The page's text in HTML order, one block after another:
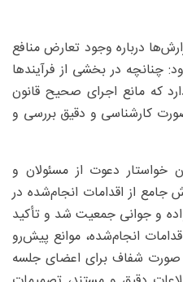
درباره وجود تعارض منافع
چنانچه در بخشی از فرآیندها
که مانع اجرای صحیح قانون
کارشناسی و دقیق بررسی و
خواستار دعوت از مسئولان و
جامع از اقدامات انجام‌شده در
و جوانی جمعیت شد و تأکید
انجام‌شده، موانع پیش‌رو
صورت شفاف برای اعضای جلسه